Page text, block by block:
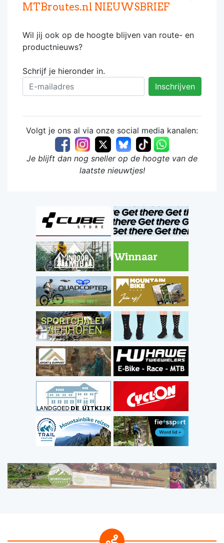
MTBroutes.nl NIEUWSBRIEF
Wil jij ook op de hoogte blijven van route- en
productnieuws?
Schrijf je hieronder in.
Volgt je ons al via onze social media kanalen:
Je blijft dan nog sneller op de hoogte van de
laatste nieuwtjes!